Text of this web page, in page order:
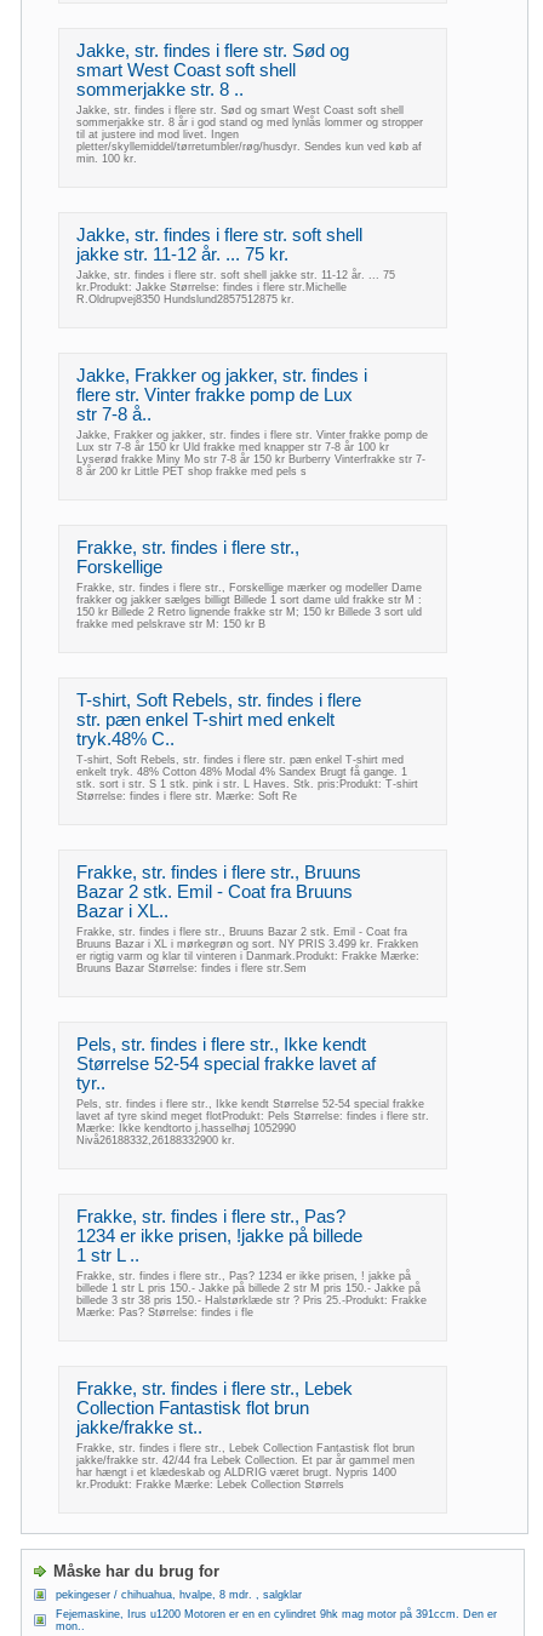
Jakke, str. findes i flere str. Sød og
smart West Coast soft shell
sommerjakke str. 8 ..
Jakke, str. findes i flere str. Sød og smart West Coast soft shell
sommerjakke str. 8 år i god stand og med lynlås lommer og stropper
til at justere ind mod livet. Ingen
pletter/skyllemiddel/tørretumbler/røg/husdyr. Sendes kun ved køb af
min. 100 kr.
Jakke, str. findes i flere str. soft shell
jakke str. 11-12 år. ... 75 kr.
Jakke, str. findes i flere str. soft shell jakke str. 11-12 år. ... 75
kr.Produkt: Jakke Størrelse: findes i flere str.Michelle
R.Oldrupvej8350 Hundslund2857512875 kr.
Jakke, Frakker og jakker, str. findes i
flere str. Vinter frakke pomp de Lux
str 7-8 å..
Jakke, Frakker og jakker, str. findes i flere str. Vinter frakke pomp de
Lux str 7-8 år 150 kr Uld frakke med knapper str 7-8 år 100 kr
Lyserød frakke Miny Mo str 7-8 år 150 kr Burberry Vinterfrakke str 7-
8 år 200 kr Little PET shop frakke med pels s
Frakke, str. findes i flere str.,
Forskellige
Frakke, str. findes i flere str., Forskellige mærker og modeller Dame
frakker og jakker sælges billigt Billede 1 sort dame uld frakke str M :
150 kr Billede 2 Retro lignende frakke str M; 150 kr Billede 3 sort uld
frakke med pelskrave str M: 150 kr B
T-shirt, Soft Rebels, str. findes i flere
str. pæn enkel T-shirt med enkelt
tryk.48% C..
T-shirt, Soft Rebels, str. findes i flere str. pæn enkel T-shirt med
enkelt tryk. 48% Cotton 48% Modal 4% Sandex Brugt få gange. 1
stk. sort i str. S 1 stk. pink i str. L Haves. Stk. pris:Produkt: T-shirt
Størrelse: findes i flere str. Mærke: Soft Re
Frakke, str. findes i flere str., Bruuns
Bazar 2 stk. Emil - Coat fra Bruuns
Bazar i XL..
Frakke, str. findes i flere str., Bruuns Bazar 2 stk. Emil - Coat fra
Bruuns Bazar i XL i mørkegrøn og sort. NY PRIS 3.499 kr. Frakken
er rigtig varm og klar til vinteren i Danmark.Produkt: Frakke Mærke:
Bruuns Bazar Størrelse: findes i flere str.Sem
Pels, str. findes i flere str., Ikke kendt
Størrelse 52-54 special frakke lavet af
tyr..
Pels, str. findes i flere str., Ikke kendt Størrelse 52-54 special frakke
lavet af tyre skind meget flotProdukt: Pels Størrelse: findes i flere str.
Mærke: Ikke kendtorto j.hasselhøj 1052990
Nivå26188332,26188332900 kr.
Frakke, str. findes i flere str., Pas?
1234 er ikke prisen, !jakke på billede
1 str L ..
Frakke, str. findes i flere str., Pas? 1234 er ikke prisen, ! jakke på
billede 1 str L pris 150.- Jakke på billede 2 str M pris 150.- Jakke på
billede 3 str 38 pris 150.- Halstørklæde str ? Pris 25.-Produkt: Frakke
Mærke: Pas? Størrelse: findes i fle
Frakke, str. findes i flere str., Lebek
Collection Fantastisk flot brun
jakke/frakke st..
Frakke, str. findes i flere str., Lebek Collection Fantastisk flot brun
jakke/frakke str. 42/44 fra Lebek Collection. Et par år gammel men
har hængt i et klædeskab og ALDRIG været brugt. Nypris 1400
kr.Produkt: Frakke Mærke: Lebek Collection Størrels
Måske har du brug for
pekingeser / chihuahua, hvalpe, 8 mdr. , salgklar
Fejemaskine, Irus u1200 Motoren er en en cylindret 9hk mag motor på 391ccm. Den er
mon..